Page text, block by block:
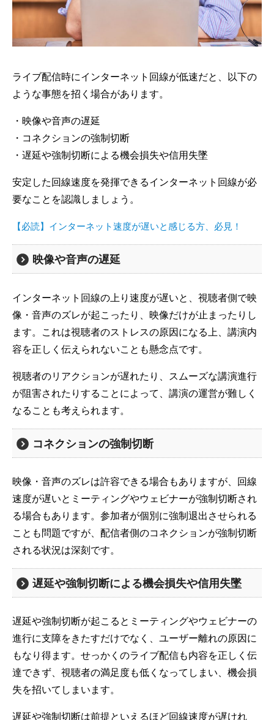
ライブ配信時にインターネット回線が低速だと、以下の
ような事態を招く場合があります。
・映像や音声の遅延
・コネクションの強制切断
・遅延や強制切断による機会損失や信用失墜
安定した回線速度を発揮できるインターネット回線が必
要なことを認識しましょう。
【必読】インターネット速度が遅いと感じる方、必見！
映像や音声の遅延
インターネット回線の上り速度が遅いと、視聴者側で映
像・音声のズレが起こったり、映像だけが止まったりし
ます。これは視聴者のストレスの原因になる上、講演内
容を正しく伝えられないことも懸念点です。
視聴者のリアクションが遅れたり、スムーズな講演進行
が阻害されたりすることによって、講演の運営が難しく
なることも考えられます。
コネクションの強制切断
映像・音声のズレは許容できる場合もありますが、回線
速度が遅いとミーティングやウェビナーが強制切断され
る場合もあります。参加者が個別に強制退出させられる
ことも問題ですが、配信者側のコネクションが強制切断
される状況は深刻です。
遅延や強制切断による機会損失や信用失墜
遅延や強制切断が起こるとミーティングやウェビナーの
進行に支障をきたすだけでなく、ユーザー離れの原因に
もなり得ます。せっかくのライブ配信も内容を正しく伝
達できず、視聴者の満足度も低くなってしまい、機会損
失を招いてしまいます。
遅延や強制切断は前提といえるほど回線速度が遅けれ